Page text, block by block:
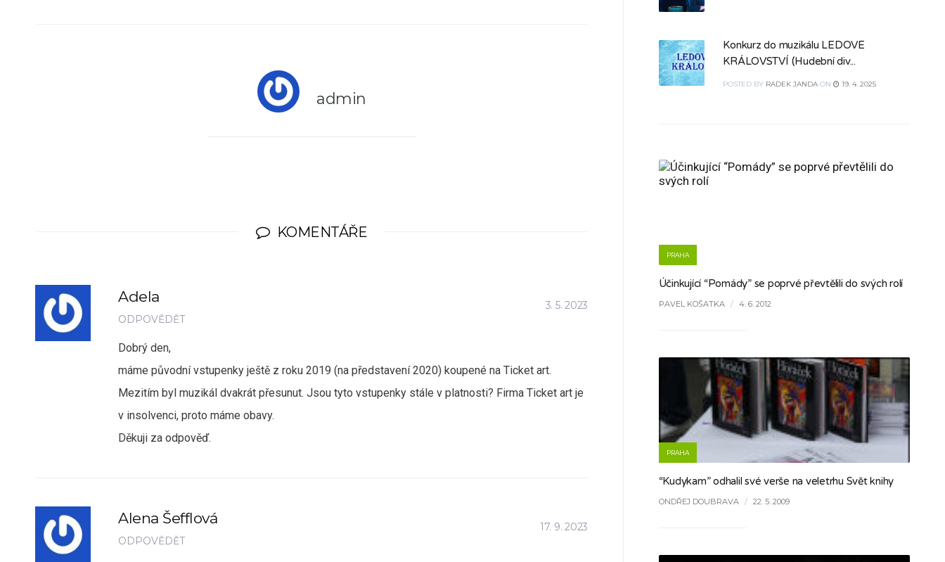
admin
KOMENTÁŘE
Adela
ODPOVĚDĚT
3. 5. 2023
Dobrý den,
máme původní vstupenky ještě z roku 2019 (na představení 2020) koupené na Ticket art.
Mezitím byl muzikál dvakrát přesunut. Jsou tyto vstupenky stále v platnosti? Firma Ticket art je
v insolvenci, proto máme obavy.
Děkuji za odpověď.
Alena Šefflová
ODPOVĚDĚT
17. 9. 2023
Konkurz do muzikálu LEDOVÉ
KRÁLOVSTVÍ (Hudební div...
POSTED BY RADEK JANDA ON 19. 4. 2025
PRAHA
Účinkující “Pomády” se poprvé převtělili do svých rolí
PAVEL KOŠATKA / 4. 6. 2012
PRAHA
“Kudykam” odhalil své verše na veletrhu Svět knihy
ONDŘEJ DOUBRAVA / 22. 5. 2009